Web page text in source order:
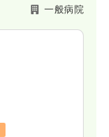
一般病院